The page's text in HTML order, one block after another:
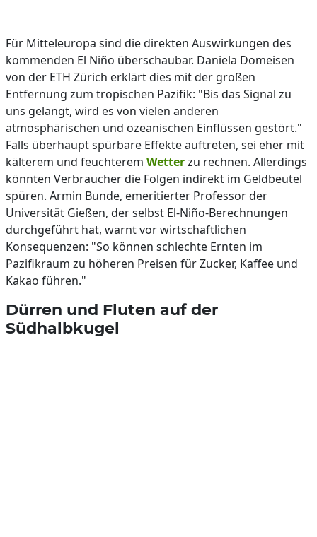
Für Mitteleuropa sind die direkten Auswirkungen des
kommenden El Niño überschaubar. Daniela Domeisen
von der ETH Zürich erklärt dies mit der großen
Entfernung zum tropischen Pazifik: "Bis das Signal zu
uns gelangt, wird es von vielen anderen
atmosphärischen und ozeanischen Einflüssen gestört."
Falls überhaupt spürbare Effekte auftreten, sei eher mit
kälterem und feuchterem Wetterzu rechnen. Allerdings
könnten Verbraucher die Folgen indirekt im Geldbeutel
spüren. Armin Bunde, emeritierter Professor der
Universität Gießen, der selbst El-Niño-Berechnungen
durchgeführt hat, warnt vor wirtschaftlichen
Konsequenzen: "So können schlechte Ernten im
Pazifikraum zu höheren Preisen für Zucker, Kaffee und
Kakao führen."
Dürren und Fluten auf der
Südhalbkugel